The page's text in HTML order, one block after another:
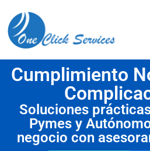
Cumplimiento
Soluciones
Pymes y
negocio con